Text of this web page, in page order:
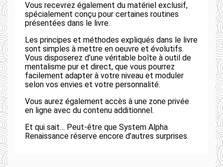
Vous recevrez également du matériel exclusif,
spécialement conçu pour certaines routines
présentées dans le livre.
Les principes et méthodes expliqués dans le livre
sont simples à mettre en oeuvre et évolutifs.
Vous disposerez d’une véritable boîte à outil de
mentalisme pur et direct, que vous pourrez
facilement adapter à votre niveau et moduler
selon vos envies et votre personnalité.
Vous aurez également accès à une zone privée
en ligne avec du contenu additionnel.
Et qui sait… Peut-être que System Alpha
Renaissance réserve encore d’autres surprises.